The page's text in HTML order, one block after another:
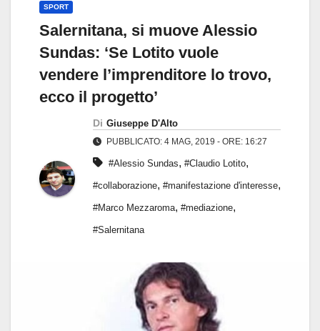
SPORT
Salernitana, si muove Alessio
Sundas: ‘Se Lotito vuole
vendere l’imprenditore lo trovo,
ecco il progetto’
Di Giuseppe D'Alto
PUBBLICATO: 4 MAG, 2019 - ORE: 16:27
#Alessio Sundas, #Claudio Lotito,
#collaborazione, #manifestazione d'interesse,
#Marco Mezzaroma, #mediazione,
#Salernitana